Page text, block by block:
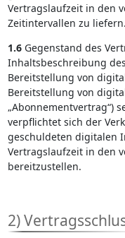
Vertragslaufzeit in den
Zeitintervallen zu liefern.
1.6Gegenstand des
Inhaltsbeschreibung
Bereitstellung von
Bereitstellung von
„Abonnementvertrag“)
verpflichtet sich der
geschuldeten digitalen
Vertragslaufzeit in den
bereitzustellen.
2)